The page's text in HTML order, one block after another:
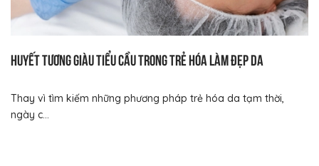
Huyết tương giàu tiểu cầu trong trẻ hóa làm đẹp da
Thay vì tìm kiếm những phương pháp trẻ hóa da tạm thời,
ngày c...